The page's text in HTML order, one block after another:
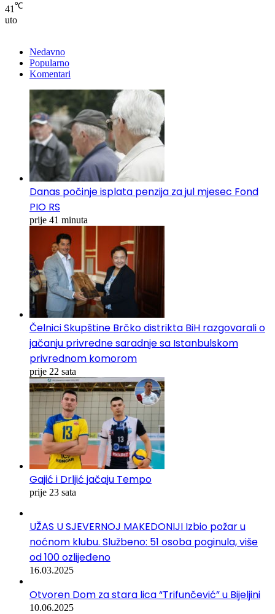
41 ℃
uto
Nedavno
Popularno
Komentari
Danas počinje isplata penzija za jul mjesec Fond
PIO RS
prije 41 minuta
Čelnici Skupštine Brčko distrikta BiH razgovarali o
jačanju privredne saradnje sa Istanbulskom
privrednom komorom
prije 22 sata
Gajić i Drljić jačaju Tempo
prije 23 sata
UŽAS U SJEVERNOJ MAKEDONIJI Izbio požar u
noćnom klubu. Službeno: 51 osoba poginula, više
od 100 ozlijeđeno
16.03.2025
Otvoren Dom za stara lica “Trifunčević” u Bijeljini
10.06.2025